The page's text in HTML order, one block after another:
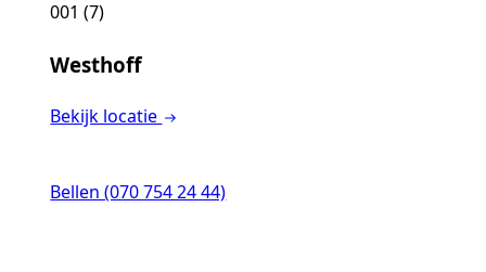
Westhoff
Bekijk locatie
Bellen (070 754 24 44)